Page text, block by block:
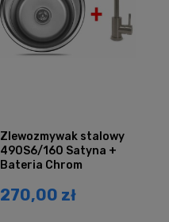
Zlewozmywak stalowy
490S6/160 Satyna +
Bateria Chrom
270,00 zł